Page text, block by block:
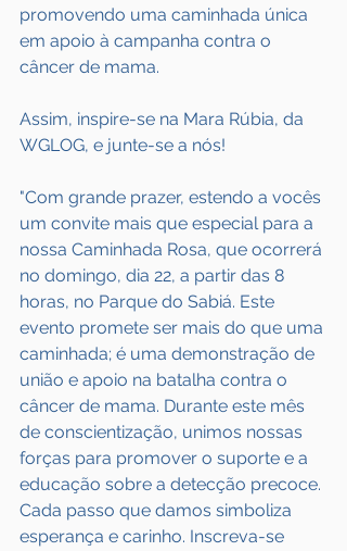
promovendo uma caminhada única
em apoio à campanha contra o
câncer de mama.
Assim, inspire-se na Mara Rúbia, da
WGLOG, e junte-se a nós!
"Com grande prazer, estendo a vocês
um convite mais que especial para a
nossa Caminhada Rosa, que ocorrerá
no domingo, dia 22, a partir das 8
horas, no Parque do Sabiá. Este
evento promete ser mais do que uma
caminhada; é uma demonstração de
união e apoio na batalha contra o
câncer de mama. Durante este mês
de conscientização, unimos nossas
forças para promover o suporte e a
educação sobre a detecção precoce.
Cada passo que damos simboliza
esperança e carinho. Inscreva-se